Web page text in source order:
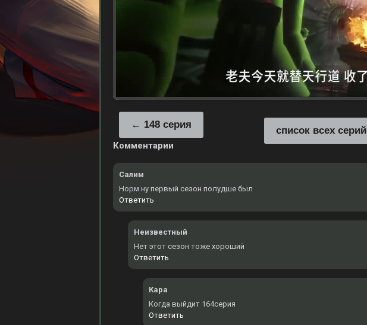
148 серия
список всех серий
Комментарии
Салим
Норм ну первый сезон полудше был
Ответить
Неизвестный
Нет этот сезон тоже хороший
Ответить
Кара
Когда выйдит 164серия
Ответить